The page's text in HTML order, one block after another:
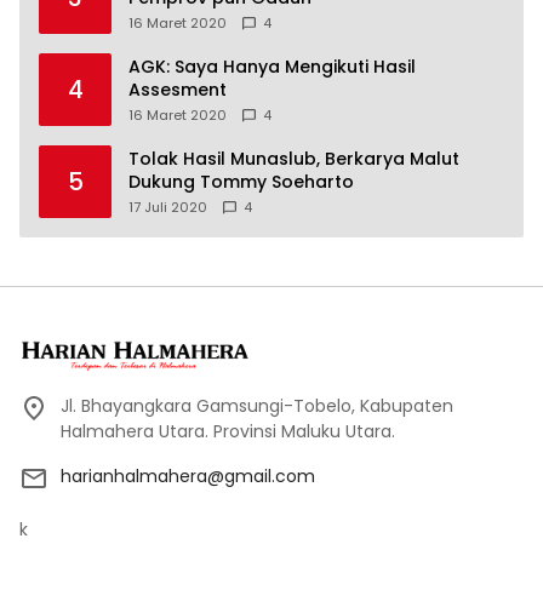
16 Maret 2020 4
4
AGK: Saya Hanya Mengikuti Hasil
Assesment
16 Maret 2020 4
5
Tolak Hasil Munaslub, Berkarya Malut
Dukung Tommy Soeharto
17 Juli 2020 4
Jl. Bhayangkara Gamsungi-Tobelo, Kabupaten
Halmahera Utara. Provinsi Maluku Utara.
harianhalmahera@gmail.com
k